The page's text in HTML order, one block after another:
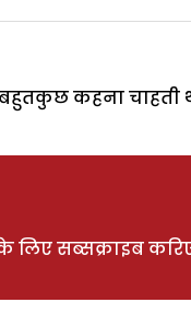
कहना चाहती
लिए सब्सक्राइब